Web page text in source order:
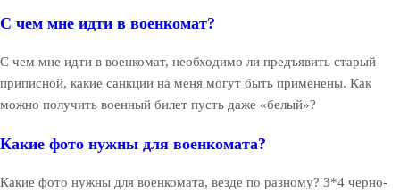
С чем мне идти в военкомат?
С чем мне идти в военкомат, необходимо ли предъявить старый
приписной, какие санкции на меня могут быть применены. Как
можно получить военный билет пусть даже «белый»?
Какие фото нужны для военкомата?
Какие фото нужны для военкомата, везде по разному? 3*4 черно-